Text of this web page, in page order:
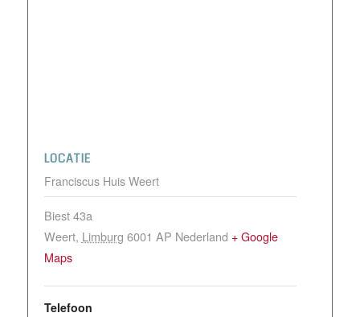
LOCATIE
Franciscus Huis Weert
Biest 43a
Weert, Limburg 6001 AP Nederland + Google
Maps
Telefoon